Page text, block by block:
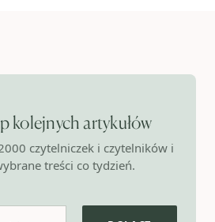
kolejnych artykułów
czytelniczek i czytelników i
treści co tydzień.